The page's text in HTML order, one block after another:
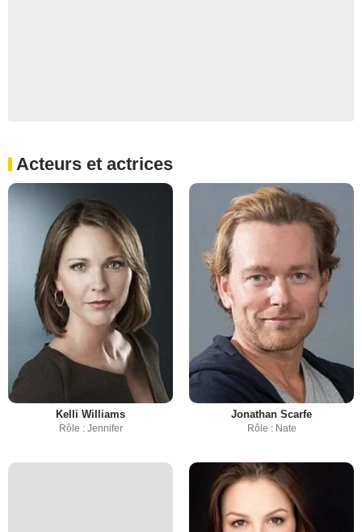
Acteurs et actrices
Kelli Williams
Rôle : Jennifer
Jonathan Scarfe
Rôle : Nate